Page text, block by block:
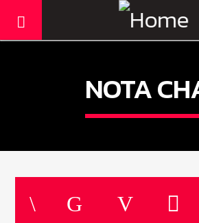
NOTA